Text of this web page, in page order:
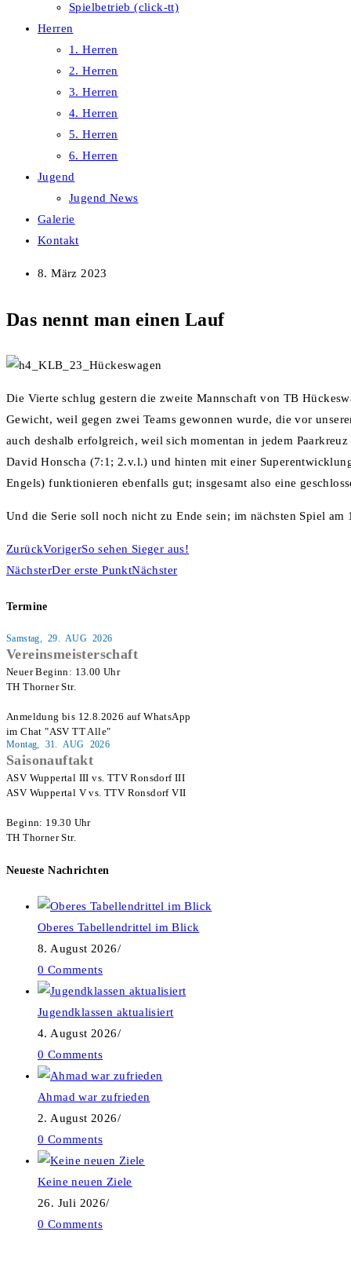
Spielbetrieb (click-tt)
Herren
1. Herren
2. Herren
3. Herren
4. Herren
5. Herren
6. Herren
Jugend
Jugend News
Galerie
Kontakt
8. März 2023
Das nennt man einen Lauf
Die Vierte schlug gestern die zweite Mannschaft von TB
Gewicht, weil gegen zwei Teams gewonnen wurde, die vor
auch deshalb erfolgreich, weil sich momentan in jedem
David Honscha (7:1; 2.v.l.) und hinten mit einer
Engels) funktionieren ebenfalls gut; insgesamt also eine
Und die Serie soll noch nicht zu Ende sein; im nächsten Spiel
ZurückVorigerSo sehen Sieger aus!
NächsterDer erste PunktNächster
Termine
Samstag, 29. AUG 2026
Vereinsmeisterschaft
Neuer Beginn: 13.00 Uhr
TH Thorner Str.
Anmeldung bis 12.8.2026 auf WhatsApp
im Chat "ASV TT Alle"
Montag, 31. AUG 2026
Saisonauftakt
ASV Wuppertal III vs. TTV Ronsdorf III
ASV Wuppertal V vs. TTV Ronsdorf VII
Beginn: 19.30 Uhr
TH Thorner Str.
Neueste Nachrichten
Oberes Tabellendrittel im Blick
8. August 2026/
0 Comments
Jugendklassen aktualisiert
4. August 2026/
0 Comments
Ahmad war zufrieden
2. August 2026/
0 Comments
Keine neuen Ziele
26. Juli 2026/
0 Comments